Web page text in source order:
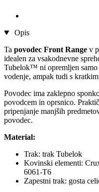
Opis
Ta povodec Front Range v
idealen za vsakodnevne
Tubelok™ ni opremljen samo
vodenje, ampak tudi s
Povodec ima zaklepno
povodcem in oprsnico.
pripenjanje manjših
povodec.
Material:
Trak: trak Tubelok
Kovinski elementi:
6061-T6
Zapestni trak: gosta